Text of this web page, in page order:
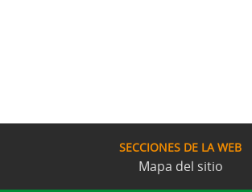
SECCIONES DE LA WEB
Mapa del sitio